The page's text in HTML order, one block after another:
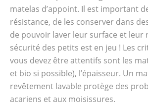
matelas d’appoint. Il est important
résistance, de les conserver dans
de pouvoir laver leur surface et leur
sécurité des petits est en jeu ! Les
vous devez être attentifs sont les
et bio si possible), l’épaisseur. Un
revêtement lavable protège des
acariens et aux moisissures.